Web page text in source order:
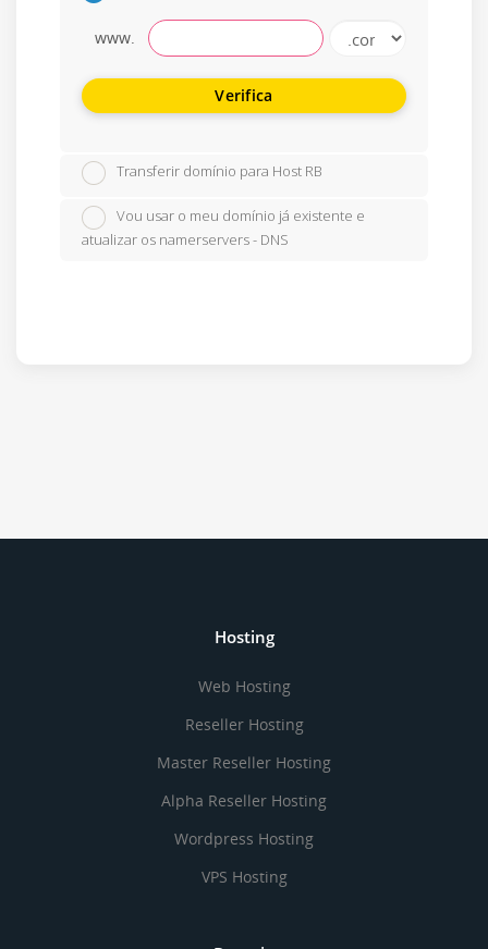
www.
Verifica
Transferir domínio para Host RB
Vou usar o meu domínio já existente e
atualizar os namerservers - DNS
Hosting
Web Hosting
Reseller Hosting
Master Reseller Hosting
Alpha Reseller Hosting
Wordpress Hosting
VPS Hosting